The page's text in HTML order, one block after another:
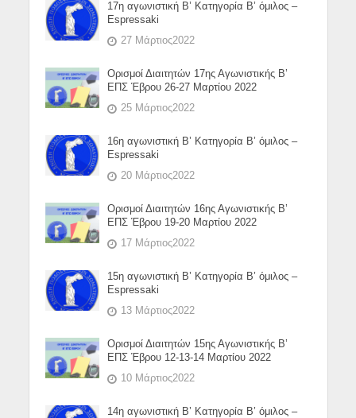
17η αγωνιστική Β’ Κατηγορία Β’ όμιλος –
Espressaki
27 Μάρτιος2022
Ορισμοί Διαιτητών 17ης Αγωνιστικής Β’
ΕΠΣ Έβρου 26-27 Μαρτίου 2022
25 Μάρτιος2022
16η αγωνιστική Β’ Κατηγορία Β’ όμιλος –
Espressaki
20 Μάρτιος2022
Ορισμοί Διαιτητών 16ης Αγωνιστικής Β’
ΕΠΣ Έβρου 19-20 Μαρτίου 2022
17 Μάρτιος2022
15η αγωνιστική Β’ Κατηγορία Β’ όμιλος –
Espressaki
13 Μάρτιος2022
Ορισμοί Διαιτητών 15ης Αγωνιστικής Β’
ΕΠΣ Έβρου 12-13-14 Μαρτίου 2022
10 Μάρτιος2022
14η αγωνιστική Β’ Κατηγορία Β’ όμιλος –